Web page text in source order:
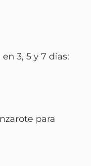
3, 5 y 7 días:
para